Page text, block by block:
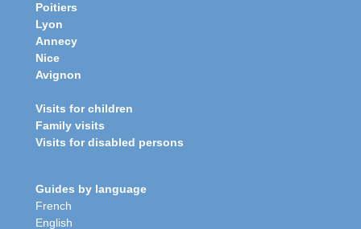
Poitiers
Lyon
Annecy
Nice
Avignon
Visits for children
Family visits
Visits for disabled persons
Guides by language
French
English